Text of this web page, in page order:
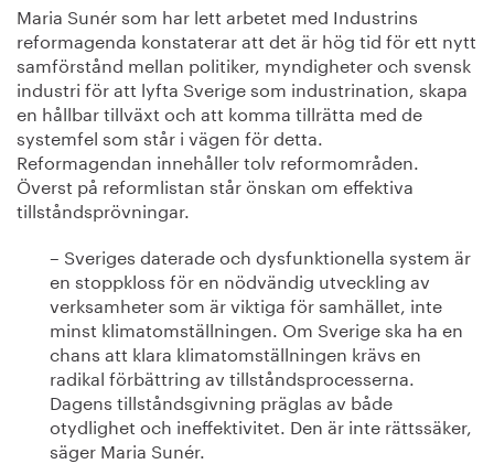
Maria Sunér som har lett arbetet med Industrins
reformagenda konstaterar att det är hög tid för ett nytt
samförstånd mellan politiker, myndigheter och svensk
industri för att lyfta Sverige som industrination, skapa
en hållbar tillväxt och att komma tillrätta med de
systemfel som står i vägen för detta.
Reformagendan innehåller tolv reformområden.
Överst på reformlistan står önskan om effektiva
tillståndsprövningar.
– Sveriges daterade och dysfunktionella system är
en stoppkloss för en nödvändig utveckling av
verksamheter som är viktiga för samhället, inte
minst klimatomställningen. Om Sverige ska ha en
chans att klara klimatomställningen krävs en
radikal förbättring av tillståndsprocesserna.
Dagens tillståndsgivning präglas av både
otydlighet och ineffektivitet. Den är inte rättssäker,
säger Maria Sunér.